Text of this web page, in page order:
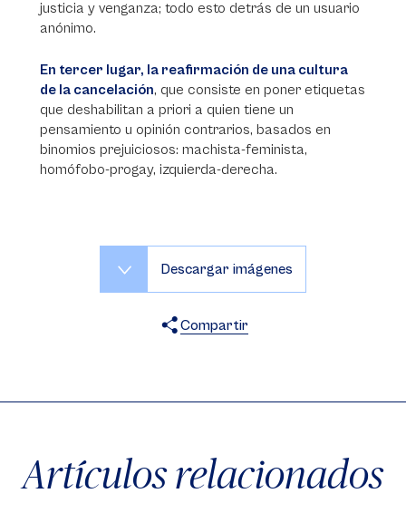
justicia y venganza; todo esto detrás de un usuario
anónimo.
En tercer lugar, la reafirmación de una cultura
de la cancelación, que consiste en poner etiquetas
que deshabilitan a priori a quien tiene un
pensamiento u opinión contrarios, basados en
binomios prejuiciosos: machista-feminista,
homófobo-progay, izquierda-derecha.
Descargar imágenes
Compartir
Artículos relacionados